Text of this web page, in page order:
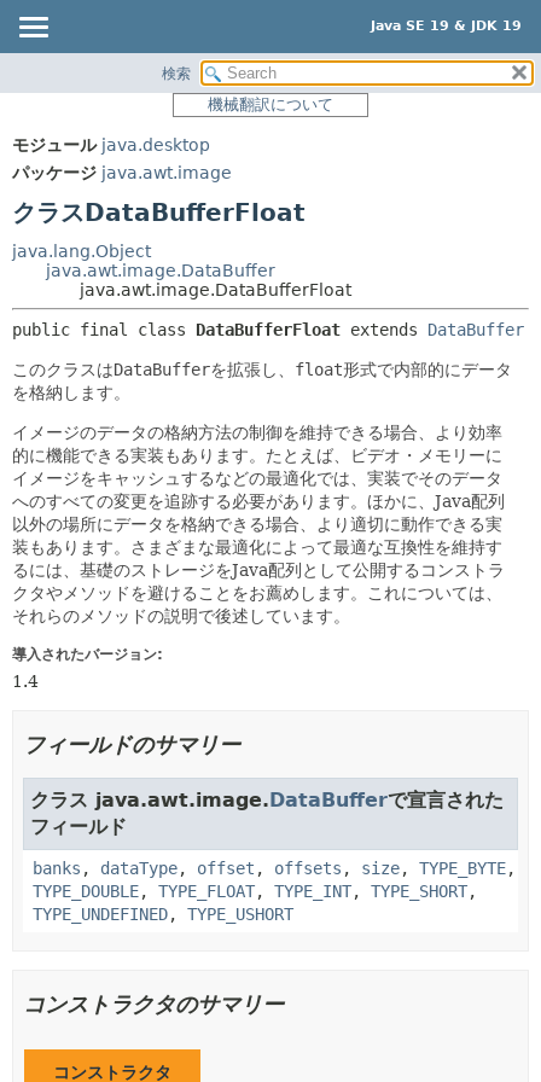
Java SE 19 & JDK 19
パッケージ
使用
ツリー
プレビュー
新規
非推奨
ヘルプ
サマリー:
ネスト済
フィールド
メソッド
検索
機械翻訳について
モジュール java.desktop
パッケージ java.awt.image
クラスDataBufferFloat
java.lang.Object
java.awt.image.DataBuffer
java.awt.image.DataBufferFloat
public final class DataBufferFloat extends DataBuffer
このクラスはDataBufferを拡張し、 float形式で内部的にデータ
を格納します。
イメージのデータの格納方法の制御を維持できる場合、より効率
的に機能できる実装もあります。たとえば、ビデオ・メモリーに
イメージをキャッシュするなどの最適化では、実装でそのデータ
へのすべての変更を追跡する必要があります。ほかに、Java配列
以外の場所にデータを格納できる場合、より適切に動作できる実
装もあります。さまざまな最適化によって最適な互換性を維持す
るには、基礎のストレージをJava配列として公開するコンストラ
クタやメソッドを避けることをお薦めします。これについては、
それらのメソッドの説明で後述しています。
導入されたバージョン:
1.4
フィールドのサマリー
クラス java.awt.image.DataBufferで宣言された
フィールド
banks , dataType, offset , offsets , size, TYPE_BYTE,
TYPE_DOUBLE, TYPE_FLOAT, TYPE_INT, TYPE_SHORT,
TYPE_UNDEFINED, TYPE_USHORT
コンストラクタのサマリー
コンストラクタ